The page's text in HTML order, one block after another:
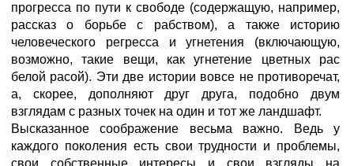
прогресса по пути к свободе (содержащую, например,
рассказ о борьбе с рабством), а также историю
человеческого регресса и угнетения (включающую,
возможно, такие вещи, как угнетение цветных рас
белой расой). Эти две истории вовсе не противоречат,
а, скорее, дополняют друг друга, подобно двум
взглядам с разных точек на один и тот же ландшафт.
Высказанное соображение весьма важно. Ведь у
каждого поколения есть свои трудности и проблемы,
свои собственные интересы и свои взгляды на